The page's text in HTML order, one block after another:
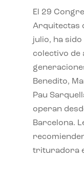
El 29
Arquitectas
julio, ha
colectivo de
Benedito,
Pau
operan
Barcelona.
trituradora